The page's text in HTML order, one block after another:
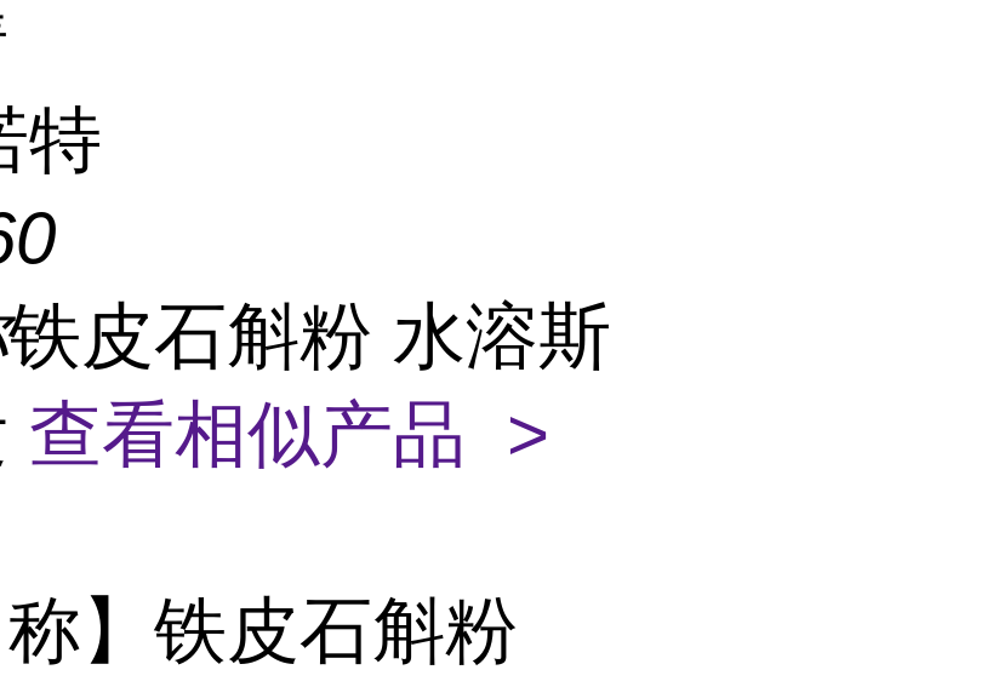
特
铁皮石斛粉 水溶斯
查看相似产品 >
】 铁皮石斛粉